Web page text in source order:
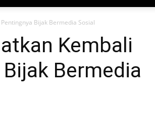
Bijak Bermedia Sosial
Kembali
Bermedia